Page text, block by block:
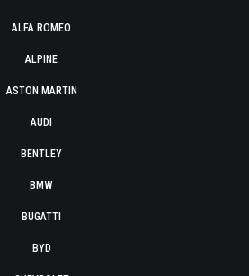
ALFA ROMEO
ALPINE
ASTON MARTIN
AUDI
BENTLEY
BMW
BUGATTI
BYD